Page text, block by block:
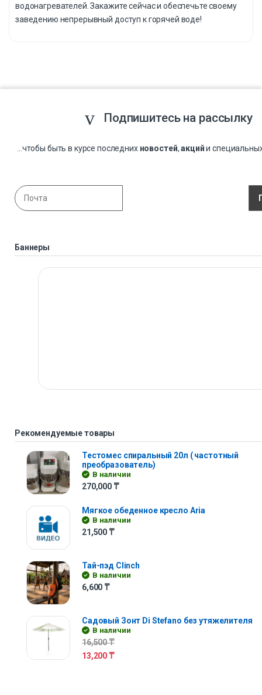
водонагревателей. Закажите сейчас и обеспечьте своему
заведению непрерывный доступ к горячей воде!
Подпишитесь на рассылку
...чтобы быть в курсе последних новостей,акцийи
Баннеры
Рекомендуемые товары
Тестомес спиральный 20л ( частотный
преобразователь)
В наличии
270,000 ₸
Мягкое обеденное кресло Aria
В наличии
21,500 ₸
Тай-пэд Clinch
В наличии
6,600 ₸
Садовый Зонт Di Stefano без утяжелителя
В наличии
16,500₸
13,200 ₸